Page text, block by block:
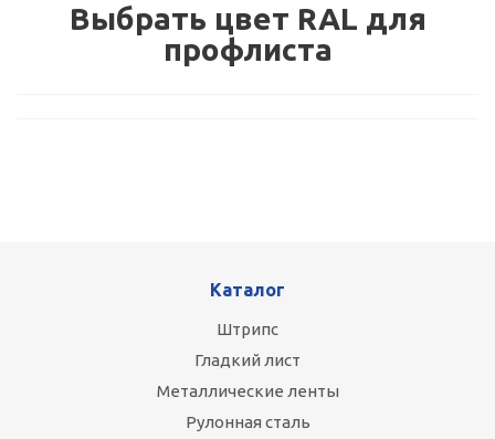
Выбрать цвет RAL для
профлиста
Каталог
Штрипс
Гладкий лист
Металлические ленты
Рулонная сталь